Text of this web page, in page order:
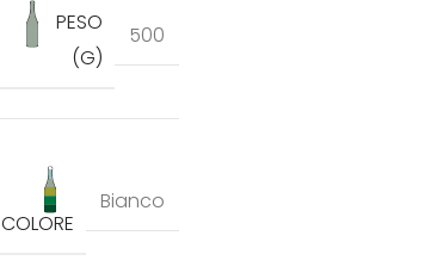
PESO
(G)
500
COLORE
Bianco